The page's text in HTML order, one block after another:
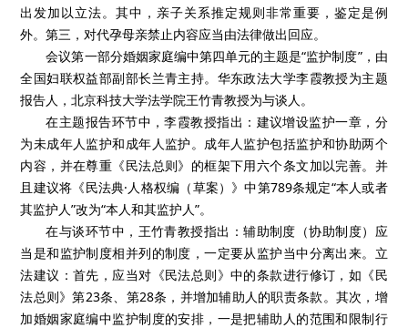
出发加以立法。其中，亲子关系推定规则非常重要，鉴定是例
外。第三，对代孕母亲禁止内容应当由法律做出回应。
会议第一部分婚姻家庭编中第四单元的主题是“监护制度”，由
全国妇联权益部副部长兰青主持。华东政法大学李霞教授为主题
报告人，北京科技大学法学院王竹青教授为与谈人。
在主题报告环节中，李霞教授指出：建议增设监护一章，分